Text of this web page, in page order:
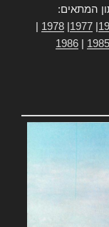
המתאים:
1977
1978
1985
1986